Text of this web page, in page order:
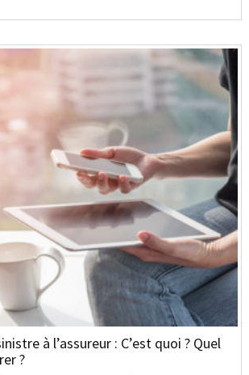
à l’assureur : C’est quoi ? Quel
?